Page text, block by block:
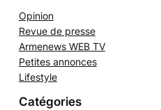
Opinion
Revue de presse
Armenews WEB TV
Petites annonces
Lifestyle
Catégories